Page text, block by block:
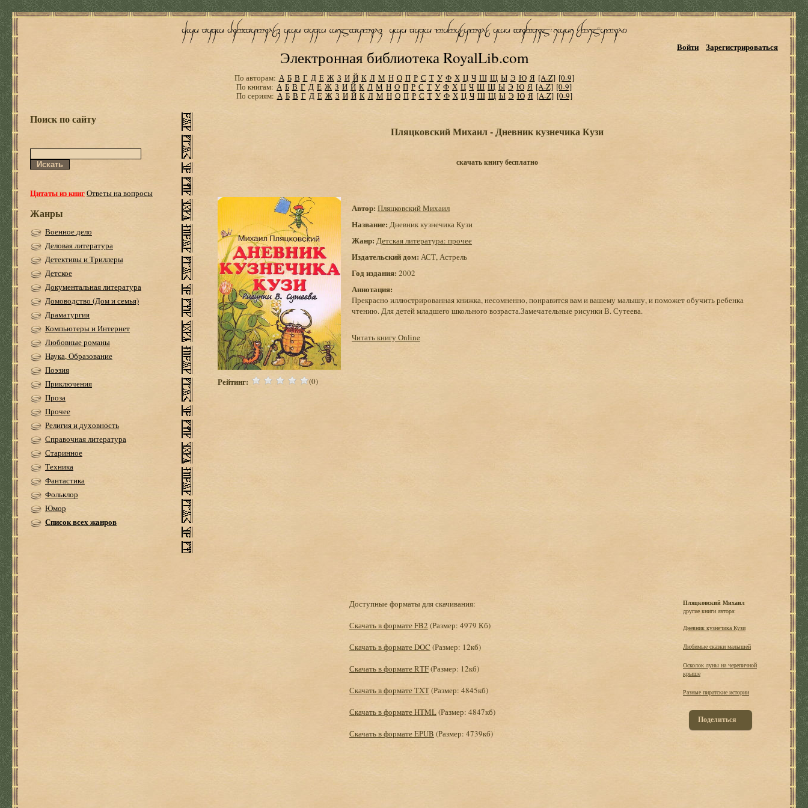
Электронная библиотека RoyalLib.com
Войти Зарегистрироваться
По авторам: А Б В Г Д Е Ж З И Й К Л М Н О П Р С Т У Ф Х Ц Ч Ш Щ Ы Э Ю Я [A-Z] [0-9]
По книгам: А Б В Г Д Е Ж З И Й К Л М Н О П Р С Т У Ф Х Ц Ч Ш Щ Ы Э Ю Я [A-Z] [0-9]
По сериям: А Б В Г Д Е Ж З И Й К Л М Н О П Р С Т У Ф Х Ц Ч Ш Щ Ы Э Ю Я [A-Z] [0-9]
Поиск по сайту
Цитаты из книгОтветы на вопросы
Жанры
Военное дело
Деловая литература
Детективы и Триллеры
Детское
Документальная литература
Домоводство (Дом и семья)
Драматургия
Компьютеры и Интернет
Любовные романы
Наука, Образование
Поэзия
Приключения
Проза
Прочее
Религия и духовность
Справочная литература
Старинное
Техника
Фантастика
Фольклор
Юмор
Список всех жанров
Пляцковский Михаил - Дневник кузнечика Кузи
скачать книгу бесплатно
Рейтинг: (0)
Автор: Пляцковский Михаил
Название: Дневник кузнечика Кузи
Жанр: Детская литература: прочее
Издательский дом: АСТ, Астрель
Год издания: 2002
Аннотация:
Прекрасно иллюстрированная книжка, несомненно, понравится вам и вашему малышу, и поможет обучить ребенка
чтению. Для детей младшего школьного возраста.Замечательные рисунки В. Сутеева.
Читать книгу Online
Доступные форматы для скачивания:
Скачать в формате FB2 (Размер: 4979 Кб)
Скачать в формате DOC (Размер: 12кб)
Скачать в формате RTF(Размер: 12кб)
Скачать в формате TXT(Размер: 4845кб)
Скачать в формате HTML(Размер: 4847кб)
Скачать в формате EPUB (Размер: 4739кб)
Пляцковский Михаил
другие книги автора:
Дневник кузнечика Кузи
Любимые сказки малышей
Осколок луны на черепичной
крыше
Разные пиратские истории
Поделиться